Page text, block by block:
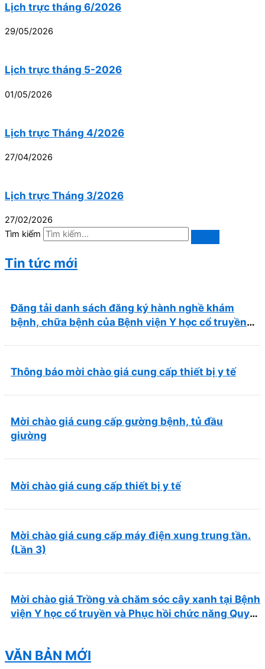
Lịch trực tháng 6/2026
29/05/2026
Lịch trực tháng 5-2026
01/05/2026
Lịch trực Tháng 4/2026
27/04/2026
Lịch trực Tháng 3/2026
27/02/2026
Tìm kiếm
Tin tức mới
Đăng tải danh sách đăng ký hành nghề khám
bệnh, chữa bệnh của Bệnh viện Y học cổ truyền
Thông báo mời chào giá cung cấp thiết bị y tế
Mời chào giá cung cấp gường bệnh, tủ đầu
giường
Mời chào giá cung cấp thiết bị y tế
Mời chào giá cung cấp máy điện xung trung tần.
(Lần 3)
Mời chào giá Trồng và chăm sóc cây xanh tại Bệnh
viện Y học cổ truyền và Phục hồi chức năng Quy
VĂN BẢN MỚI